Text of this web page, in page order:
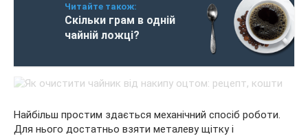
Читайте також:
Скільки грам в одній
чайній ложці?
Найбільш простим здається механічний спосіб роботи.
Для нього достатньо взяти металеву щітку і